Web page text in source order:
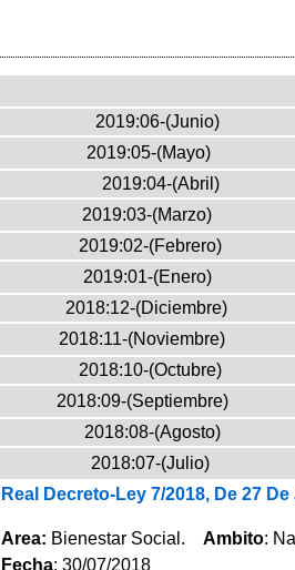
2019:06-(Junio)
2019:05-(Mayo)
2019:04-(Abril)
2019:03-(Marzo)
2019:02-(Febrero)
2019:01-(Enero)
2018:12-(Diciembre)
2018:11-(Noviembre)
2018:10-(Octubre)
2018:09-(Septiembre)
2018:08-(Agosto)
2018:07-(Julio)
Real Decreto-Ley 7/2018, De 27
Area: Bienestar Social. Ambito:
Fecha: 30/07/2018